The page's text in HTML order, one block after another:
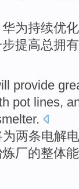
华为持续优化
提高总拥有
provide
pot lines,
.
为两条电解
厂的整体